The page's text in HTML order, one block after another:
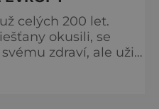
celých 200 let.
okusili, se
zdraví, ale užijí
bývají první